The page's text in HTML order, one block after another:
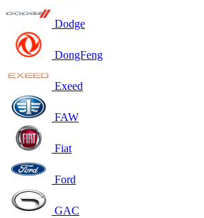
Dodge
DongFeng
Exeed
FAW
Fiat
Ford
GAC